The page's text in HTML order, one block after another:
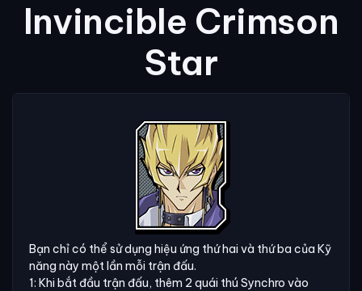
Invincible Crimson
Star
Bạn chỉ có thể sử dụng hiệu ứng thứ hai và thứ ba của Kỹ
năng này một lần mỗi trận đấu.
1: Khi bắt đầu trận đấu, thêm 2 quái thú Synchro vào